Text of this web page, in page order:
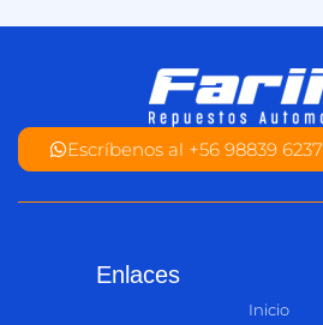
Escríbenos al +56 98839 6237
Enlaces
Inicio